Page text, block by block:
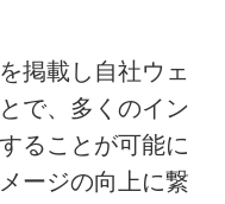
掲載し自社ウェ
で、多くのイン
ることが可能に
ージの向上に繋